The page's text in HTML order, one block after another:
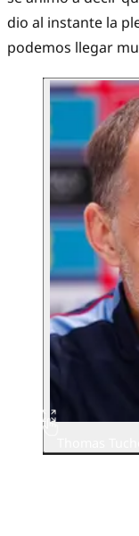
dio al instante la
podemos llegar